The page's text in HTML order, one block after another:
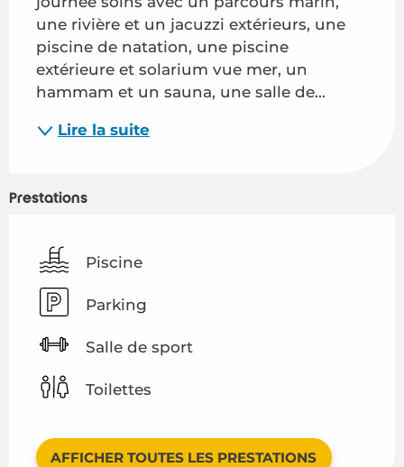
une rivière et un jacuzzi extérieurs, une
piscine de natation, une piscine
extérieure et solarium vue mer, un
hammam et un sauna, une salle de...
Lire la suite
Prestations
Piscine
Parking
Salle de sport
Toilettes
AFFICHER TOUTES LES PRESTATIONS